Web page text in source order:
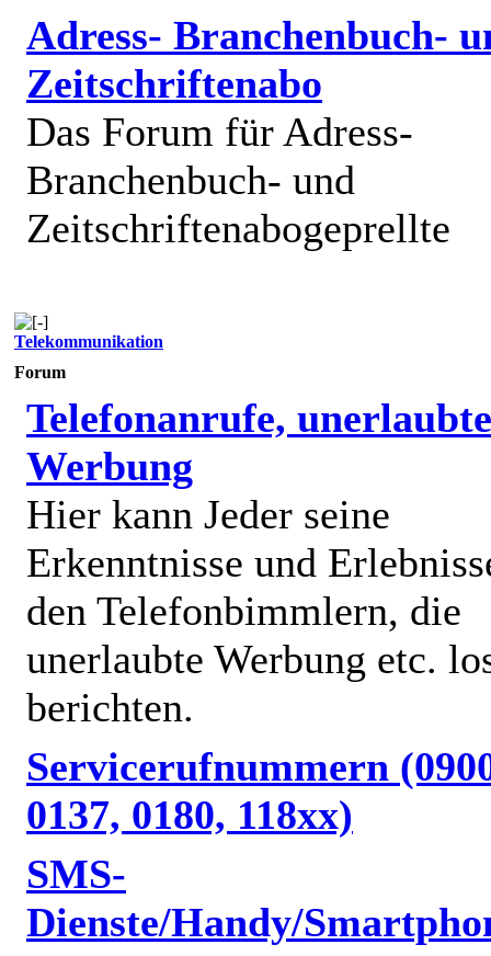
Adress- Branchenbuch-
Zeitschriftenabo
Das Forum für Adress-
Branchenbuch- und
Zeitschriftenabogeprellte
Telekommunikation
Forum
Telefonanrufe, unerlaubte
Werbung
Hier kann Jeder seine
Erkenntnisse und
den Telefonbimmlern, die
unerlaubte Werbung etc.
berichten.
Servicerufnummern
0137, 0180, 118xx)
SMS-
Dienste/Handy/